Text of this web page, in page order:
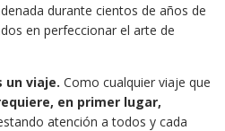
durante cientos de años de
en perfeccionar el arte de
un viaje. Como cualquier viaje que
en primer lugar,
atención a todos y cada